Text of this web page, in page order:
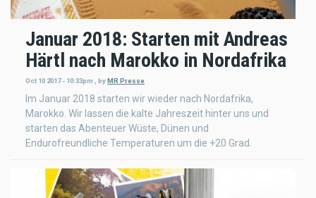
Januar 2018: Starten mit Andreas
Härtl nach Marokko in Nordafrika
Oct 10 2017 - 10:33pm byMR Presse
Im Januar 2018 starten wir wieder nach Nordafrika,
Marokko. Wir lassen die kalte Jahreszeit hinter uns und
starten das Abenteuer Wüste, Dünen und
Endurofreundliche Temperaturen um die +20 Grad.